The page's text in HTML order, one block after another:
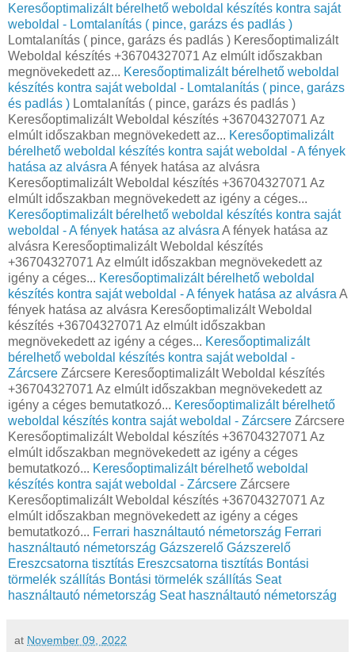
Keresőoptimalizált bérelhető weboldal készítés kontra saját
weboldal - Lomtalanítás ( pince, garázs és padlás )
Lomtalanítás ( pince, garázs és padlás ) Keresőoptimalizált
Weboldal készítés +36704327071 Az elmúlt időszakban
megnövekedett az... Keresőoptimalizált bérelhető weboldal
készítés kontra saját weboldal - Lomtalanítás ( pince, garázs
és padlás ) Lomtalanítás ( pince, garázs és padlás )
Keresőoptimalizált Weboldal készítés +36704327071 Az
elmúlt időszakban megnövekedett az... Keresőoptimalizált
bérelhető weboldal készítés kontra saját weboldal - A fények
hatása az alvásra A fények hatása az alvásra
Keresőoptimalizált Weboldal készítés +36704327071 Az
elmúlt időszakban megnövekedett az igény a céges...
Keresőoptimalizált bérelhető weboldal készítés kontra saját
weboldal - A fények hatása az alvásra A fények hatása az
alvásra Keresőoptimalizált Weboldal készítés
+36704327071 Az elmúlt időszakban megnövekedett az
igény a céges... Keresőoptimalizált bérelhető weboldal
készítés kontra saját weboldal - A fények hatása az alvásra A
fények hatása az alvásra Keresőoptimalizált Weboldal
készítés +36704327071 Az elmúlt időszakban
megnövekedett az igény a céges... Keresőoptimalizált
bérelhető weboldal készítés kontra saját weboldal -
Zárcsere Zárcsere Keresőoptimalizált Weboldal készítés
+36704327071 Az elmúlt időszakban megnövekedett az
igény a céges bemutatkozó... Keresőoptimalizált bérelhető
weboldal készítés kontra saját weboldal - Zárcsere Zárcsere
Keresőoptimalizált Weboldal készítés +36704327071 Az
elmúlt időszakban megnövekedett az igény a céges
bemutatkozó... Keresőoptimalizált bérelhető weboldal
készítés kontra saját weboldal - Zárcsere Zárcsere
Keresőoptimalizált Weboldal készítés +36704327071 Az
elmúlt időszakban megnövekedett az igény a céges
bemutatkozó... Ferrari használtautó németország Ferrari
használtautó németország Gázszerelő Gázszerelő
Ereszcsatorna tisztítás Ereszcsatorna tisztítás Bontási
törmelék szállítás Bontási törmelék szállítás Seat
használtautó németország Seat használtautó németország
at November 09, 2022